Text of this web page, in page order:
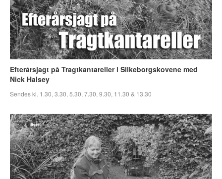
Efterårsjagt på Tragtkantareller i Silkeborgskovene med
Nick Halsey
Sendes kl. 1.30, 3.30, 5.30, 7.30, 9.30, 11.30 & 13.30